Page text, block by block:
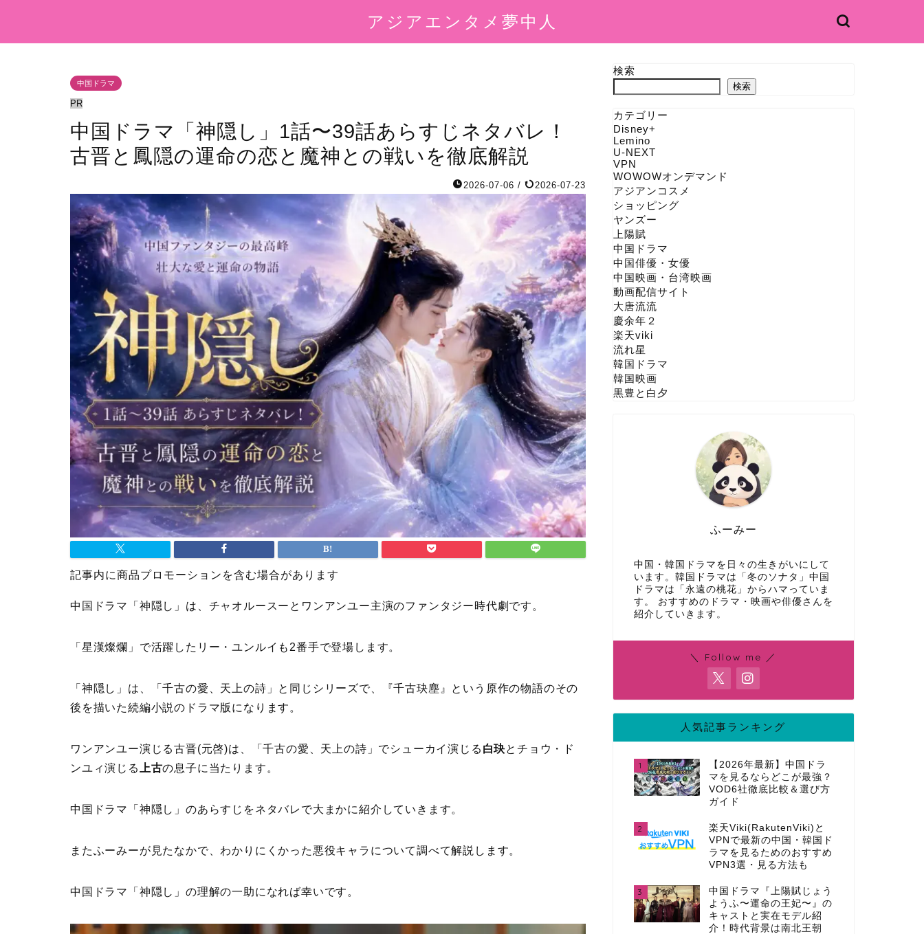
アジアエンタメ夢中人
中国ドラマ
PR
中国ドラマ「神隠し」1話〜39話あらすじネタバレ！
古晋と鳳隠の運命の恋と魔神との戦いを徹底解説
2026-07-06 / 2026-07-23
記事内に商品プロモーションを含む場合があります
中国ドラマ「神隠し」は、チャオルースーとワンアンユー主演のファンタジー時代劇です。
「星漢燦爛」で活躍したリー・ユンルイも2番手で登場します。
「神隠し」は、「千古の愛、天上の詩」と同じシリーズで、『千古玦塵』という原作の物語のその
後を描いた続編小説のドラマ版になります。
ワンアンユー演じる古晋(元啓)は、「千古の愛、天上の詩」でシューカイ演じる 白玦とチョウ・ド
ンユィ演じる
上古の息子に当たります。
中国ドラマ「神隠し」のあらすじをネタバレで大まかに紹介していきます。
またふーみーが見たなかで、わかりにくかった悪役キャラについて調べて解説します。
中国ドラマ「神隠し」の理解の一助になれば幸いです。
検索
検索
カテゴリー
Disney+
Lemino
U-NEXT
VPN
WOWOWオンデマンド
アジアンコスメ
ショッピング
ヤンズー
上陽賦
中国ドラマ
中国俳優・女優
中国映画・台湾映画
動画配信サイト
大唐流流
慶余年２
楽天viki
流れ星
韓国ドラマ
韓国映画
黒豊と白夕
ふーみー
中国・韓国ドラマを日々の生きがいにして
います。韓国ドラマは「冬のソナタ」中国
ドラマは「永遠の桃花」からハマっていま
す。 おすすめのドラマ・映画や俳優さんを
紹介していきます。
＼ Follow me ／
人気記事ランキング
1
【2026年最新】中国ドラ
マを見るならどこが最強？
VOD6社徹底比較＆選び方
ガイド
2
楽天Viki(RakutenViki)と
VPNで最新の中国・韓国ド
ラマを見るためのおすすめ
VPN3選・見る方法も
3
中国ドラマ『上陽賦じょう
ようふ〜運命の王妃〜』の
キャストと実在モデル紹
介！時代背景は南北王朝